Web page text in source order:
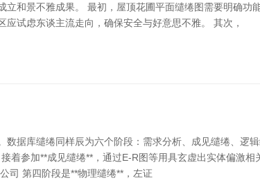
和景不雅成果。 最初，屋顶花圃平面缱绻图需要明确
试虑东谈主流走向，确保安全与好意思不雅。 其次，
据库缱绻同样辰为六个阶段：需求分析、成见缱绻、逻
着参加**成见缱绻**，通过E-R图等用具玄虚出实体偏激
司 第四阶段是**物理缱绻**，左证